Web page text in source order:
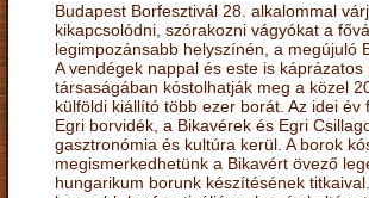
Budapest Borfesztivál 28. alkalommal
kikapcsolódni, szórakozni vágyókat a
legimpozánsabb helyszínén, a megújuló
A vendégek nappal és este is káprázatos
társaságában kóstolhatják meg a közel
külföldi kiállító több ezer borát. Az idei év
Egri borvidék, a Bikavérek és Egri
gasztronómia és kultúra kerül. A borok
megismerkedhetünk a Bikavért övező
hungarikum borunk készítésének